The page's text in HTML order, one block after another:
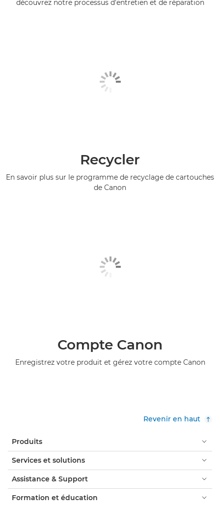
découvrez notre processus d'entretien et de réparation
Recycler
En savoir plus sur le programme de recyclage de cartouches
de Canon
Compte Canon
Enregistrez votre produit et gérez votre compte Canon
Revenir en haut
Produits
Services et solutions
Assistance & Support
Formation et éducation